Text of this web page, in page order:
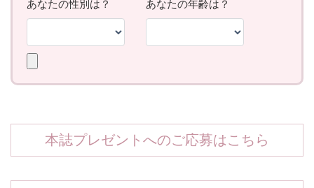
本誌プレゼントへのご応募はこちら